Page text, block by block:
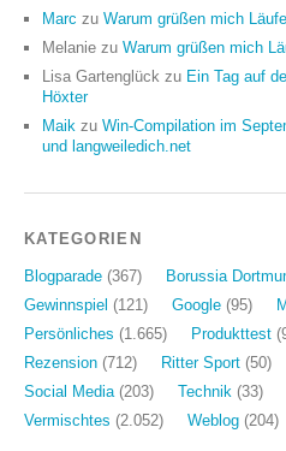
Marc zu Warum grüßen mich
Melanie zu Warum grüßen mich
Lisa Gartenglück zu Ein Tag auf
Höxter
Maik zu Win-Compilation im
und langweiledich.net
KATEGORIEN
Blogparade (367) Borussia
Gewinnspiel (121) Google (95)
Persönliches (1.665) Produkttest
Rezension (712) Ritter Sport (50)
Social Media (203) Technik (33)
Vermischtes (2.052) Weblog (204)